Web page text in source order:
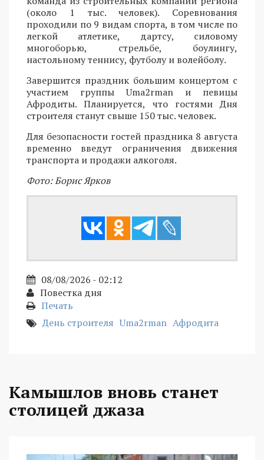
(около 1 тыс. человек). Соревнования
проходили по 9 видам спорта, в том числе по
легкой атлетике, дартсу, силовому
многоборью, стрельбе, боулингу,
настольному теннису, футболу и волейболу.
Завершится праздник большим концертом с
участием группы Uma2rman и певицы
Афродиты. Планируется, что гостями Дня
строителя станут свыше 150 тыс. человек.
Для безопасности гостей праздника 8 августа
временно введут ограничения движения
транспорта и продажи алкоголя.
Фото: Борис Ярков
08/08/2026 - 02:12
Повестка дня
Печать
День строителя Uma2rman Афродита
Камышлов вновь станет
столицей джаза